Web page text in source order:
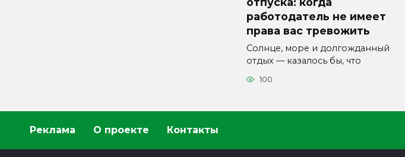
работодатель не имеет
права вас тревожить
Солнце, море и долгожданный
отдых — казалось бы, что
100
Реклама О проекте Контакты